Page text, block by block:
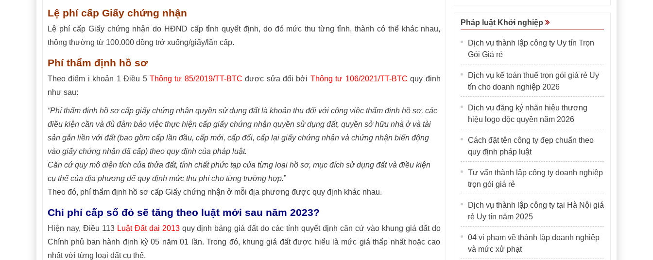
Lệ phí cấp Giấy chứng nhận
Lệ phí cấp Giấy chứng nhận do HĐND cấp tỉnh quyết định, do đó mức thu từng tỉnh, thành có thể khác nhau,
thông thường từ 100.000 đồng trở xuống/giấy/lần cấp.
Phí thẩm định hồ sơ
Theo điểm i khoản 1 Điều 5 Thông tư 85/2019/TT-BTC được sửa đổi bởi Thông tư 106/2021/TT-BTC quy định
như sau:
“Phí thẩm định hồ sơ cấp giấy chứng nhận quyền sử dụng đất là khoản thu đối với công việc thẩm định hồ sơ, các
điều kiện cần và đủ đảm bảo việc thực hiện cấp giấy chứng nhận quyền sử dụng đất, quyền sở hữu nhà ở và tài
sản gắn liền với đất (bao gồm cấp lần đầu, cấp mới, cấp đổi, cấp lại giấy chứng nhận và chứng nhận biến động
vào giấy chứng nhận đã cấp) theo quy định của pháp luật.
Căn cứ quy mô diện tích của thửa đất, tính chất phức tạp của từng loại hồ sơ, mục đích sử dụng đất và điều kiện
cụ thể của địa phương để quy định mức thu phí cho từng trường hợp.”
Theo đó, phí thẩm định hồ sơ cấp Giấy chứng nhận ở mỗi địa phương được quy định khác nhau.
Chi phí cấp sổ đỏ sẽ tăng theo luật mới sau năm 2023?
Hiện nay, Điều 113 Luật Đất đai 2013quy định bảng giá đất do các tỉnh quyết định căn cứ vào khung giá đất do
Chính phủ ban hành định kỳ 05 năm 01 lần. Trong đó, khung giá đất được hiểu là mức giá thấp nhất hoặc cao
nhất với từng loại đất cụ thể.
Pháp luật Khởi nghiệp
Dịch vụ thành lập công ty Uy tín Trọn
Gói Giá rẻ
Dịch vụ kế toán thuế trọn gói giá rẻ Uy
tín cho doanh nghiệp 2026
Dịch vụ đăng ký nhãn hiệu thương
hiệu logo độc quyền năm 2026
Cách đặt tên công ty đẹp chuẩn theo
quy định pháp luật
Tư vấn thành lập công ty doanh nghiệp
trọn gói giá rẻ
Dịch vụ thành lập công ty tại Hà Nội giá
rẻ Uy tín năm 2025
04 vi phạm về thành lập doanh nghiệp
và mức xử phạt